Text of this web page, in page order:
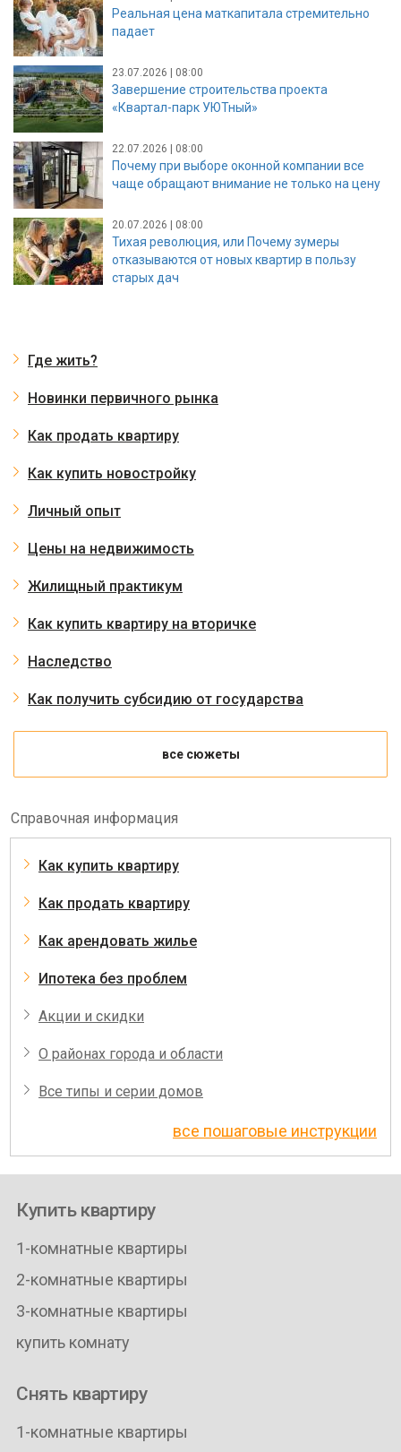
Реальная цена маткапитала стремительно
падает
23.07.2026 | 08:00
Завершение строительства проекта
«Квартал-парк УЮТный»
22.07.2026 | 08:00
Почему при выборе оконной компании все
чаще обращают внимание не только на цену
20.07.2026 | 08:00
Тихая революция, или Почему зумеры
отказываются от новых квартир в пользу
старых дач
Где жить?
Новинки первичного рынка
Как продать квартиру
Как купить новостройку
Личный опыт
Цены на недвижимость
Жилищный практикум
Как купить квартиру на вторичке
Наследство
Как получить субсидию от государства
все сюжеты
Справочная информация
Как купить квартиру
Как продать квартиру
Как арендовать жилье
Ипотека без проблем
Акции и скидки
О районах города и области
Все типы и серии домов
все пошаговые инструкции
Купить квартиру
1-комнатные квартиры
2-комнатные квартиры
3-комнатные квартиры
купить комнату
Снять квартиру
1-комнатные квартиры